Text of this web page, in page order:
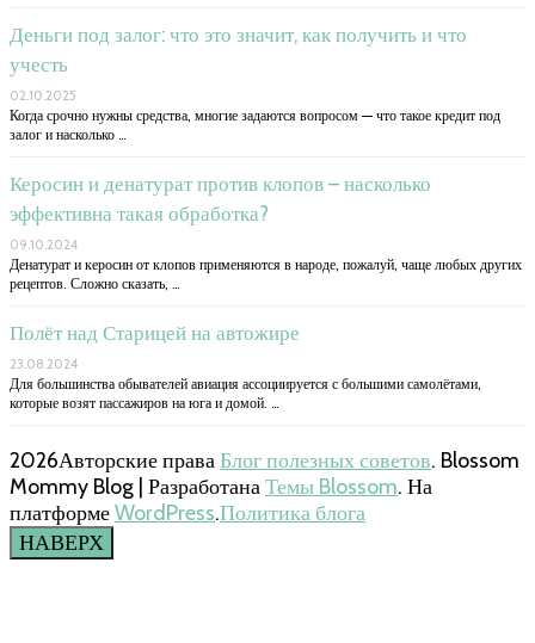
Деньги под залог: что это значит, как получить и что
учесть
02.10.2025
Когда срочно нужны средства, многие задаются вопросом — что такое кредит под
залог и насколько …
Керосин и денатурат против клопов – насколько
эффективна такая обработка?
09.10.2024
Денатурат и керосин от клопов применяются в народе, пожалуй, чаще любых других
рецептов. Сложно сказать, …
Полёт над Старицей на автожире
23.08.2024
Для большинства обывателей авиация ассоциируется с большими самолётами,
которые возят пассажиров на юга и домой. …
2026Авторские праваБлог полезных советов. Blossom
Mommy Blog | РазработанаТемы Blossom. На
платформеWordPress.Политика блога
НАВЕРХ